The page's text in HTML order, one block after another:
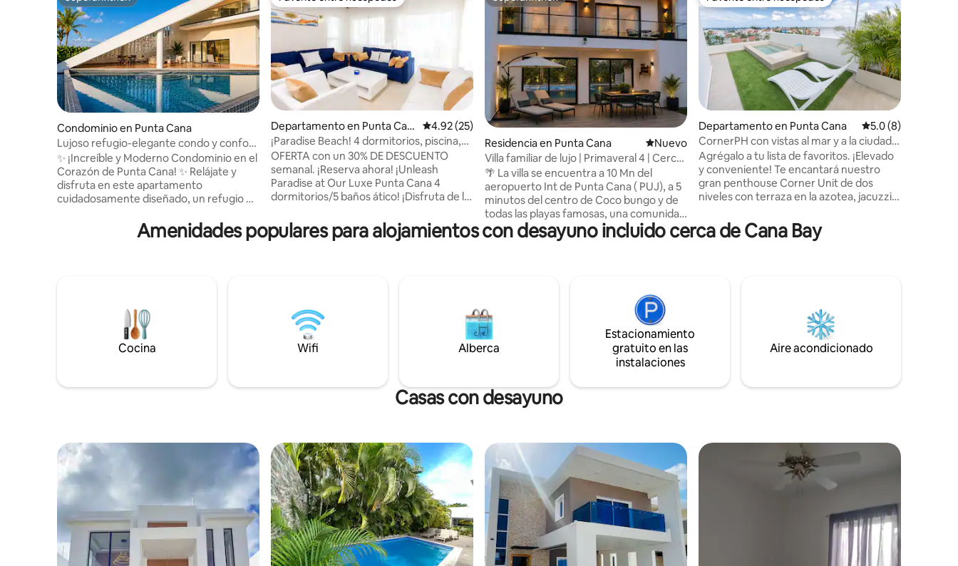
Superanfitrión
Condominio en Punta Cana
Lujoso refugio-elegante condo y confort
de resort
✨ ¡Increíble y Moderno Condominio en el
Corazón de Punta Cana! ✨ Relájate y
disfruta en este apartamento
cuidadosamente diseñado, un refugio de
Perfecto para viajeros exigentes y
nómadas digitales que buscan ocio y
espacio inteligente y acogedor con Wi-Fi
de alta velocidad, Smart TV de 60" con
sound bar y un cómodo sofa, perfecto
Totalmente equipada con estufa de gas,
juego completo de ollas, sartenes y
utensilios de cocina - todo lo necesario
para preparar deliciosas comidas con
facilidad. • Lavadora y Secadora: Para tu
comodidad, el apartamento cuenta con
una moderna lavadora y secadora,
perfectas para mantener tu ropa fresca
durante tu estadía - ideal para viajes
largos o viajeros que prefieren empacar
Favorito entre huéspedes
Departamento en Punta Can
a
Calificación promedio: 4.92 de 5; 25 evaluaciones
4.92 (25)
¡Paradise Beach! 4 dormitorios, piscina,
azotea y vistas al mar.
OFERTA con un 30% DE DESCUENTO
semanal. ¡Reserva ahora! ¡Unleash
Paradise at Our Luxe Punta Cana 4
dormitorios/5 baños ático! ¡Disfruta de la
relajación definitiva! El acceso privado a la
playa atrae, mientras que la azotea
comodidades hogareñas. Sumérgete en
el infinito encanto, los deportes
acuáticos, los casinos y la vida nocturna
Superanfitrión
Residencia en Punta Cana Nuevo alojamiento
Nuevo
Villa familiar de lujo | Primaveral 4 | Cerca
de las playas
🌴 La villa se encuentra a 10 Mn del
aeropuerto Int de Punta Cana ( PUJ), a 5
minutos del centro de Coco bungo y de
todas las playas famosas, una comunidad
cerrada diseñada como una ciudad
inteligente. La parte más emblemática
artificial, excelentes lugares para
desayunar, almorzar y cenar con amigos
y familiares. Los restaurantes están
ubicados justo en la orilla. Disfruta de
varias áreas recreativas, zonas
ecológicas verdes, circuitos para caminar
Favorito entre huéspedes
Departamento en Punta Cana Calificación
5.0 (8)
CornerPH con vistas al mar y a la ciudad +
Centro de creadores de contenido
Agrégalo a tu lista de favoritos. ¡Elevado
y conveniente! Te encantará nuestro
gran penthouse Corner Unit de dos
niveles con terraza en la azotea, jacuzzi
creación de contenido ★Diseñado para
estancias de lujo ★Meticulosamente
panorámicas ★Lugar popular para ver a
ayudarte a planear tu estancia!
Amenidades populares para alojamientos con desayuno incluido cerca de Cana Bay
Cocina Wifi Alberca
Estacionamiento
gratuito en las
instalaciones
Aire acondicionado
Casas con desayuno